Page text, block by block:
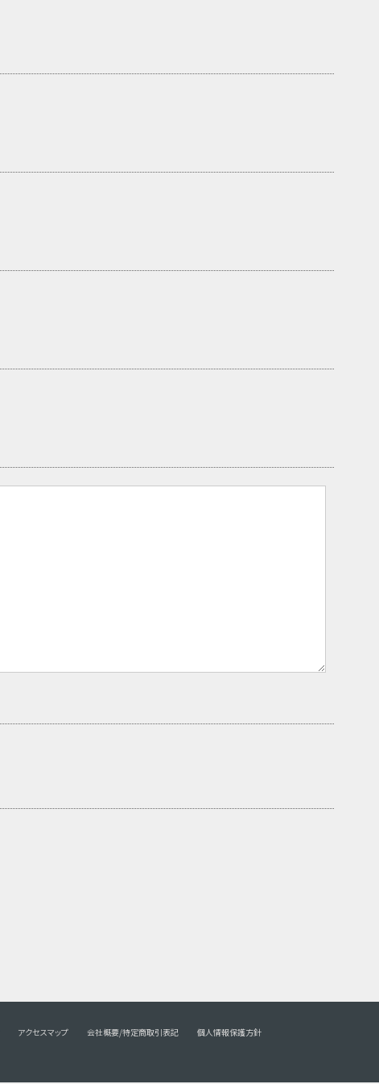
アクセスマップ 会社概要/特定商取引表記
個人情報保護方針